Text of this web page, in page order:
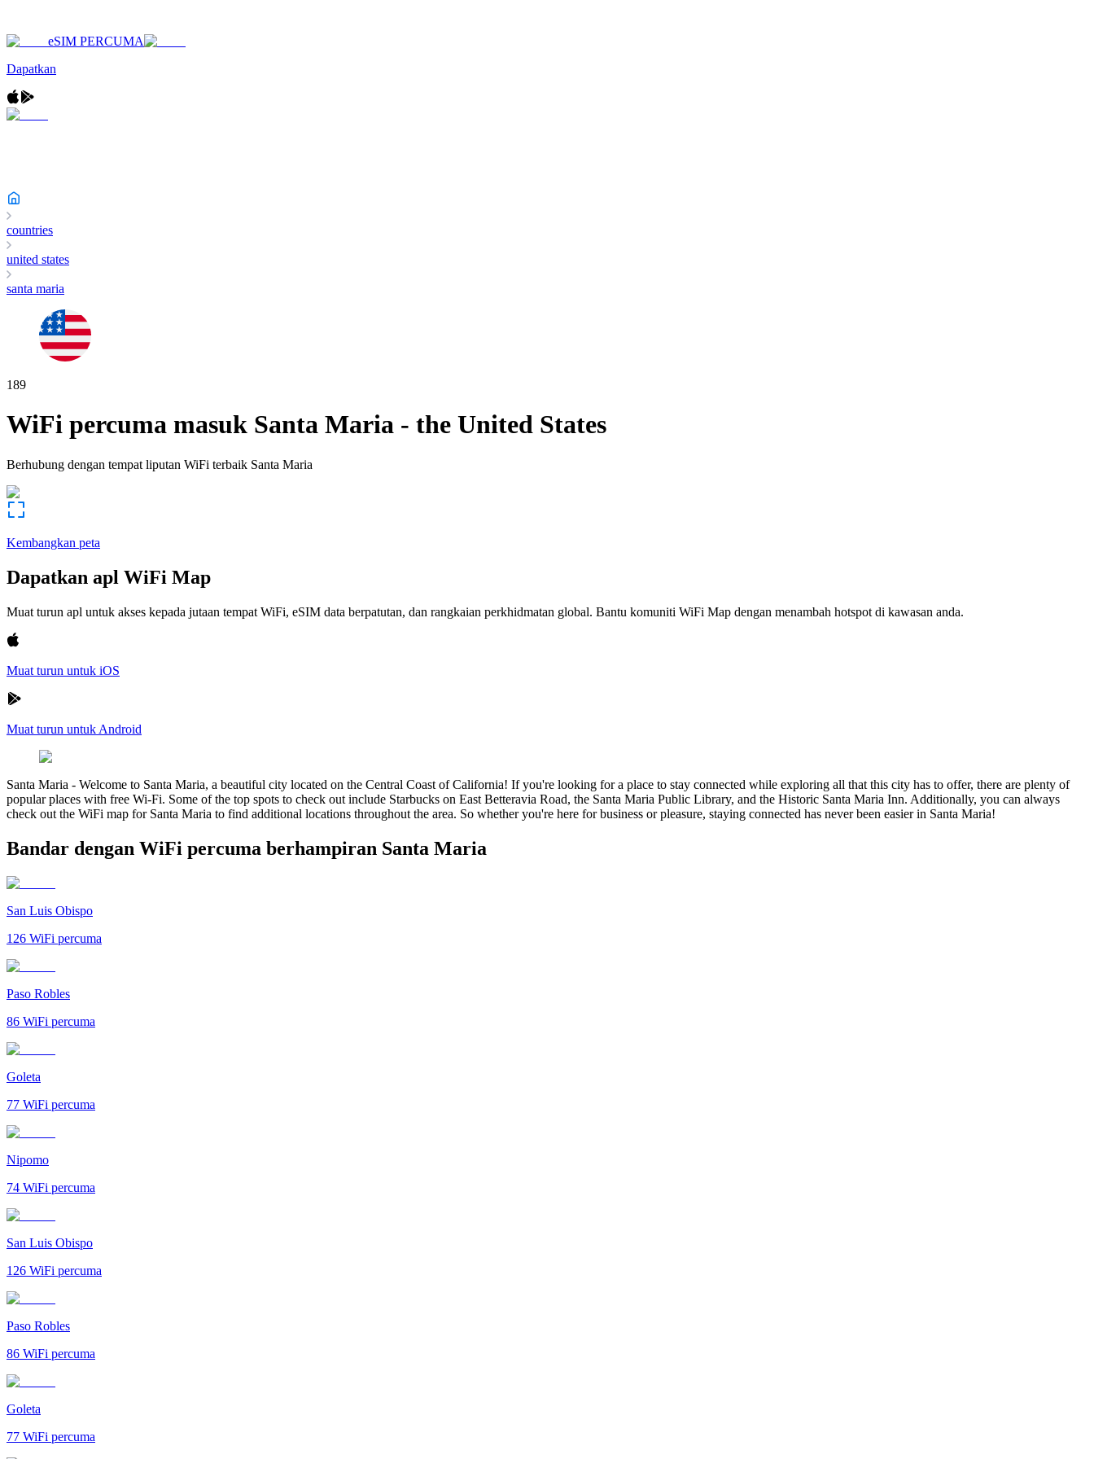
eSIM PERCUMA
Dapatkan
countries
united states
santa maria
189
WiFi percuma masuk Santa Maria - the United States
Berhubung dengan tempat liputan WiFi terbaik Santa Maria
Kembangkan peta
Dapatkan apl WiFi Map
Muat turun apl untuk akses kepada jutaan tempat WiFi, eSIM data berpatutan, dan rangkaian perkhidmatan global. Bantu komuniti WiFi Map dengan menambah hotspot di kawasan anda.
Muat turun untuk iOS
Muat turun untuk Android
Santa Maria - Welcome to Santa Maria, a beautiful city located on the Central Coast of California! If you're looking for a place to stay connected while exploring all that this city has to offer, there are plenty of
popular places with free Wi-Fi. Some of the top spots to check out include Starbucks on East Betteravia Road, the Santa Maria Public Library, and the Historic Santa Maria Inn. Additionally, you can always
check out the WiFi map for Santa Maria to find additional locations throughout the area. So whether you're here for business or pleasure, staying connected has never been easier in Santa Maria!
Bandar dengan WiFi percuma berhampiran Santa Maria
San Luis Obispo
126 WiFi percuma
Paso Robles
86 WiFi percuma
Goleta
77 WiFi percuma
Nipomo
74 WiFi percuma
San Luis Obispo
126 WiFi percuma
Paso Robles
86 WiFi percuma
Goleta
77 WiFi percuma